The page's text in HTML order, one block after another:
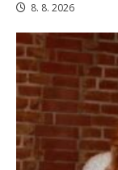
8. 8. 2026